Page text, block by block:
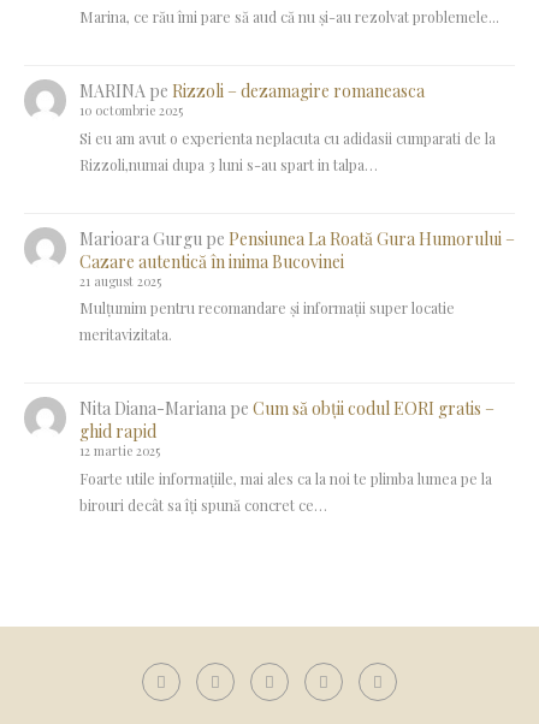
Marina, ce rău îmi pare să aud că nu și-au rezolvat problemele...
MARINApe Rizzoli – dezamagire romaneasca
10 octombrie 2025
Si eu am avut o experienta neplacuta cu adidasii cumparati de la
Rizzoli,numai dupa 3 luni s-au spart in talpa…
Marioara Gurgupe Pensiunea La Roată Gura Humorului –
Cazare autentică în inima Bucovinei
21 august 2025
Mulțumim pentru recomandare și informații super locatie
meritavizitata.
Nita Diana-Marianape Cum să obții codul EORI gratis –
ghid rapid
12 martie 2025
Foarte utile informațiile, mai ales ca la noi te plimba lumea pe la
birouri decât sa îți spună concret ce…